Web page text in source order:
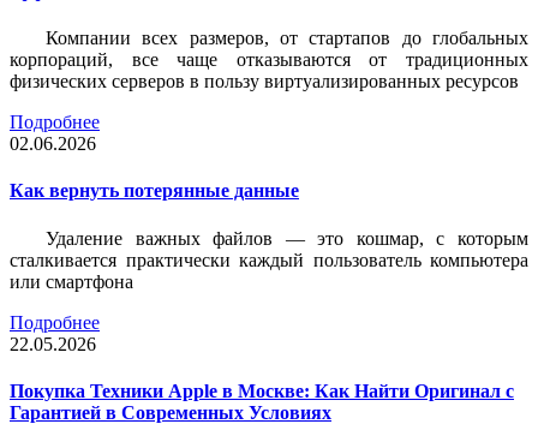
Компании всех размеров, от стартапов до глобальных
корпораций, все чаще отказываются от традиционных
физических серверов в пользу виртуализированных ресурсов
Подробнее
02.06.2026
Как вернуть потерянные данные
Удаление важных файлов — это кошмар, с которым
сталкивается практически каждый пользователь компьютера
или смартфона
Подробнее
22.05.2026
Покупка Техники Apple в Москве: Как Найти Оригинал с
Гарантией в Современных Условиях